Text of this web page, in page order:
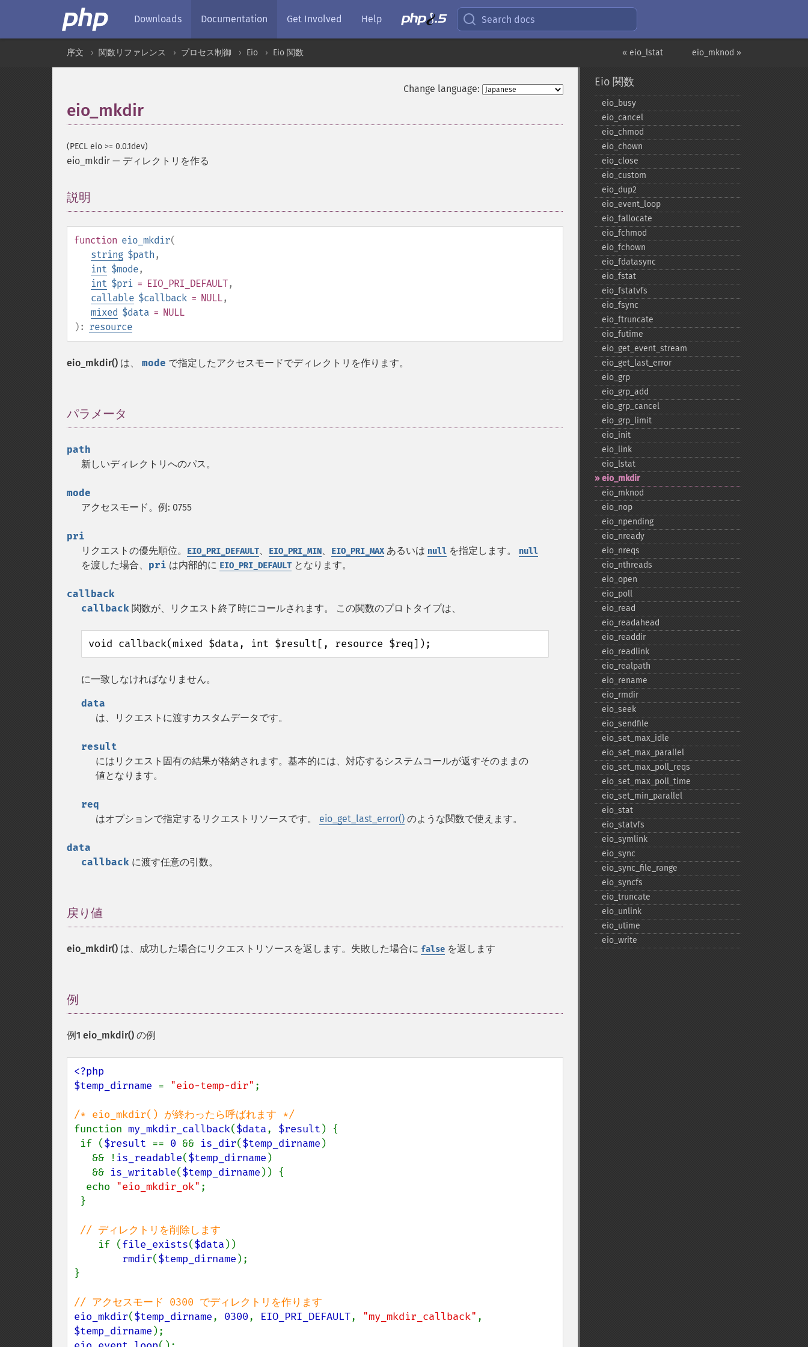
Downloads Documentation Get Involved Help Search docs
eio_mknod »
« eio_lstat
序文 関数リファレンス プロセス制御 Eio Eio 関数
Change language:
eio_mkdir
(PECL eio >= 0.0.1dev)
eio_mkdir — ディレクトリを作る
説明
function eio_mkdir(
string $path ,
int $mode,
int $pri = EIO_PRI_DEFAULT,
callable $callback = NULL,
mixed $data = NULL
): resource
eio_mkdir() は、 mode で指定したアクセスモードでディレクトリを作ります。
パラメータ
path
新しいディレクトリへのパス。
mode
アクセスモード。例: 0755
pri
リクエストの優先順位。
EIO_PRI_DEFAULT、 EIO_PRI_MIN、 EIO_PRI_MAXあるいは null を指定します。 null
を渡した場合、 pri は内部的に EIO_PRI_DEFAULT となります。
callback
callback 関数が、リクエスト終了時にコールされます。 この関数のプロトタイプは、
void callback(mixed $data, int $result[, resource $req]);
に一致しなければなりません。
data
は、リクエストに渡すカスタムデータです。
result
にはリクエスト固有の結果が格納されます。基本的には、対応するシステムコールが返すそのままの
値となります。
req
はオプションで指定するリクエストリソースです。 eio_get_last_error() のような関数で使えます。
data
callback に渡す任意の引数。
戻り値
eio_mkdir() は、成功した場合にリクエストリソースを返します。失敗した場合に false を返します
例
例1 eio_mkdir() の例
<?php
$temp_dirname = "eio-temp-dir" ;
function my_mkdir_callback($data, $result ) {
if ($result == 0 && is_dir($temp_dirname )
   && !
is_readable($temp_dirname )
   &&
is_writable($temp_dirname )) {
  echo
"eio_mkdir_ok" ;
// ディレクトリを削除します
if (file_exists($data ))
rmdir($temp_dirname );
}
eio_mkdir($temp_dirname, 0300, EIO_PRI_DEFAULT, "my_mkdir_callback"
$temp_dirname
Eio 関数
eio_​busy
eio_​cancel
eio_​chmod
eio_​chown
eio_​close
eio_​custom
eio_​dup2
eio_​event_​loop
eio_​fallocate
eio_​fchmod
eio_​fchown
eio_​fdatasync
eio_​fstat
eio_​fstatvfs
eio_​fsync
eio_​ftruncate
eio_​futime
eio_​get_​event_​stream
eio_​get_​last_​error
eio_​grp
eio_​grp_​add
eio_​grp_​cancel
eio_​grp_​limit
eio_​init
eio_​link
eio_​lstat
eio_​mkdir
eio_​mknod
eio_​nop
eio_​npending
eio_​nready
eio_​nreqs
eio_​nthreads
eio_​open
eio_​poll
eio_​read
eio_​readahead
eio_​readdir
eio_​readlink
eio_​realpath
eio_​rename
eio_​rmdir
eio_​seek
eio_​sendfile
eio_​set_​max_​idle
eio_​set_​max_​parallel
eio_​set_​max_​poll_​reqs
eio_​set_​max_​poll_​time
eio_​set_​min_​parallel
eio_​stat
eio_​statvfs
eio_​symlink
eio_​sync
eio_​sync_​file_​range
eio_​syncfs
eio_​truncate
eio_​unlink
eio_​utime
eio_​write